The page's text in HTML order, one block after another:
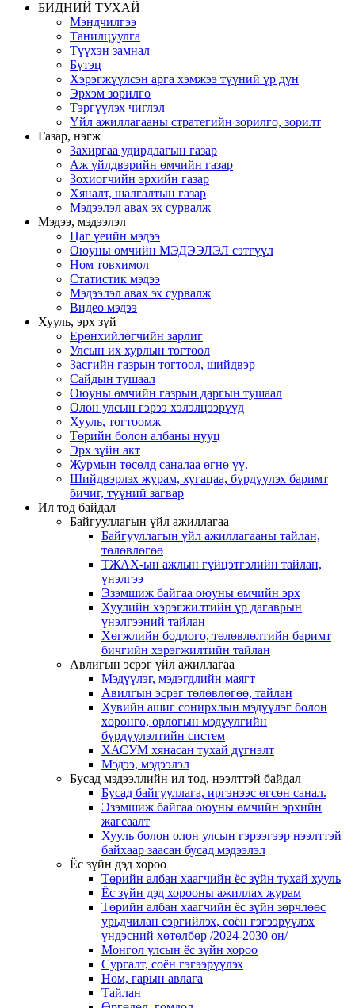
БИДНИЙ ТУХАЙ
Мэндчилгээ
Танилцуулга
Түүхэн замнал
Бүтэц
Хэрэгжүүлсэн арга хэмжээ түүний үр дүн
Эрхэм зорилго
Тэргүүлэх чиглэл
Үйл ажиллагааны стратегийн зорилго, зорилт
Газар, нэгж
Захиргаа удирдлагын газар
Аж үйлдвэрийн өмчийн газар
Зохиогчийн эрхийн газар
Хяналт, шалгалтын газар
Мэдээлэл авах эх сурвалж
Мэдээ, мэдээлэл
Цаг үеийн мэдээ
Оюуны өмчийн МЭДЭЭЛЭЛ сэтгүүл
Ном товхимол
Статистик мэдээ
Мэдээлэл авах эх сурвалж
Видео мэдээ
Хууль, эрх зүй
Ерөнхийлөгчийн зарлиг
Улсын их хурлын тогтоол
Засгийн газрын тогтоол, шийдвэр
Сайдын тушаал
Оюуны өмчийн газрын даргын тушаал
Олон улсын гэрээ хэлэлцээрүүд
Хууль, тогтоомж
Төрийн болон албаны нууц
Эрх зүйн акт
Журмын төсөлд саналаа өгнө үү.
Шийдвэрлэх журам, хугацаа, бүрдүүлэх баримт
бичиг, түүний загвар
Ил тод байдал
Байгууллагын үйл ажиллагаа
Байгууллагын үйл ажиллагааны тайлан,
төлөвлөгөө
ТЖАХ-ын ажлын гүйцэтгэлийн тайлан,
үнэлгээ
Эзэмшиж байгаа оюуны өмчийн эрх
Хуулийн хэрэгжилтийн үр дагаврын
үнэлгээний тайлан
Хөгжлийн бодлого, төлөвлөлтийн баримт
бичгийн хэрэгжилтийн тайлан
Авлигын эсрэг үйл ажиллагаа
Мэдүүлэг, мэдэгдлийн маягт
Авилгын эсрэг төлөвлөгөө, тайлан
Хувийн ашиг сонирхлын мэдүүлэг болон
хөрөнгө, орлогын мэдүүлгийн
бүрдүүлэлтийн систем
ХАСУМ хянасан тухай дүгнэлт
Мэдээ, мэдээлэл
Бусад мэдээллийн ил тод, нээлттэй байдал
Бусад байгууллага, иргэнээс өгсөн санал.
Эзэмшиж байгаа оюуны өмчийн эрхийн
жагсаалт
Хууль болон олон улсын гэрээгээр нээлттэй
байхаар заасан бусад мэдээлэл
Ёс зүйн дэд хороо
Төрийн албан хаагчийн ёс зүйн тухай хууль
Ёс зүйн дэд хорооны ажиллах журам
Төрийн албан хаагчийн ёс зүйн зөрчлөөс
урьдчилан сэргийлэх, соён гэгээрүүлэх
үндэсний хөтөлбөр /2024-2030 он/
Монгол улсын ёс зүйн хороо
Cургалт, cоён гэгээрүүлэх
Ном, гарын авлага
Тайлан